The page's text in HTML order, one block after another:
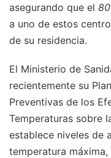
asegurando que el
a uno de estos
de su residencia.
El Ministerio de
recientemente su
Preventivas de los
Temperaturas sobre
establece niveles de
temperatura